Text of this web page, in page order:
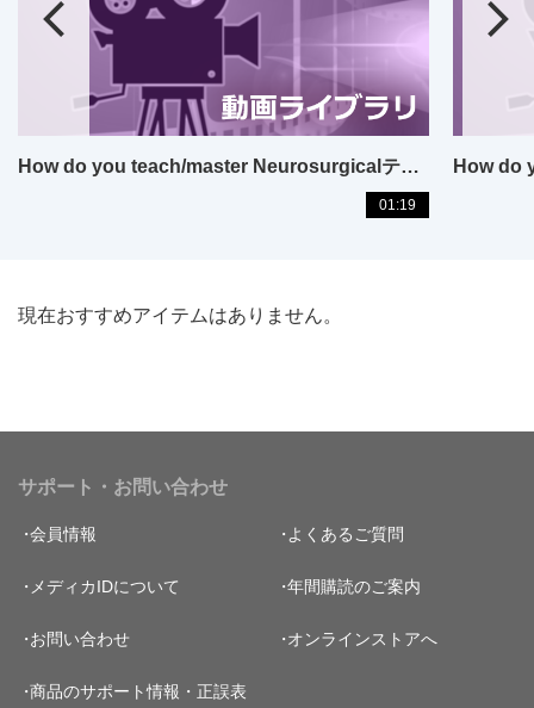
How do you teach/master Neurosurgicalテクニック？ 急性期再開通療法 編
01:19
現在おすすめアイテムはありません。
サポート・お問い合わせ
会員情報 よくあるご質問
メディカIDについて 年間購読のご案内
お問い合わせ オンラインストアへ
商品のサポート情報・正誤表